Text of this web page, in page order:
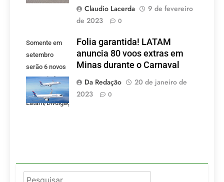
Claudio Lacerda
9 de fevereiro
de 2023
0
Somente em
setembro
serão 6 novos
voos criados
pela LATAM.
Latam/Divulgação)
Folia garantida! LATAM
anuncia 80 voos extras em
Minas durante o Carnaval
Da Redação
20 de janeiro de
2023
0
Pesquisar